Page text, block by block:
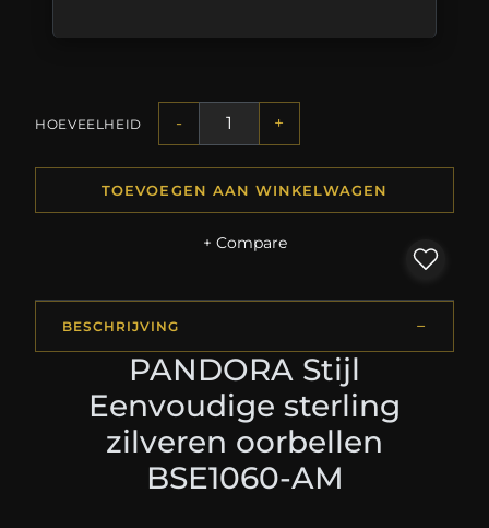
HOEVEELHEID - +
TOEVOEGEN AAN WINKELWAGEN
+ Compare
BESCHRIJVING
PANDORA Stijl
Eenvoudige sterling
zilveren oorbellen
BSE1060-AM